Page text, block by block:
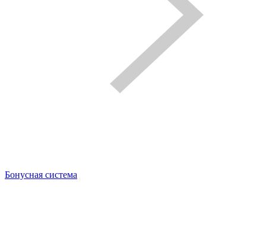
Бонусная система